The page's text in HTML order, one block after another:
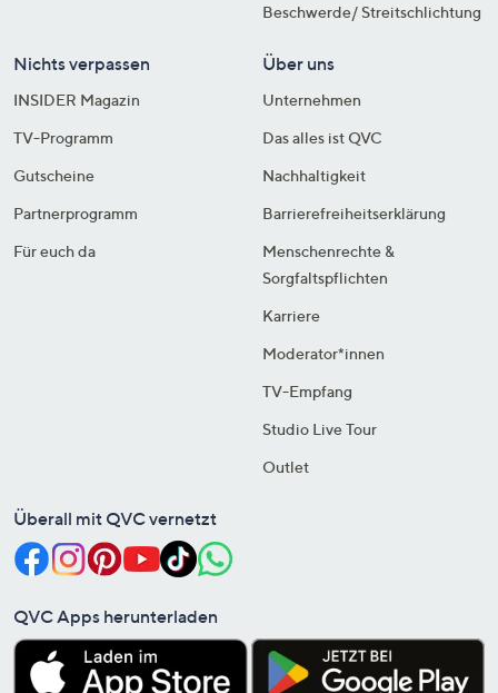
Beschwerde/ Streitschlichtung
Nichts verpassen
INSIDER Magazin
TV-Programm
Gutscheine
Partnerprogramm
Für euch da
Über uns
Unternehmen
Das alles ist QVC
Nachhaltigkeit
Barrierefreiheitserklärung
Menschenrechte &
Sorgfaltspflichten
Karriere
Moderator*innen
TV-Empfang
Studio Live Tour
Outlet
Überall mit QVC vernetzt
QVC Apps herunterladen